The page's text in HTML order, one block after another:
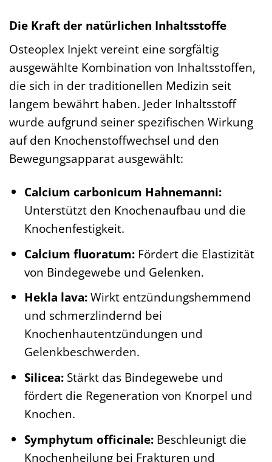
Die Kraft der natürlichen Inhaltsstoffe
Osteoplex Injekt vereint eine sorgfältig
ausgewählte Kombination von Inhaltsstoffen,
die sich in der traditionellen Medizin seit
langem bewährt haben. Jeder Inhaltsstoff
wurde aufgrund seiner spezifischen Wirkung
auf den Knochenstoffwechsel und den
Bewegungsapparat ausgewählt:
Calcium carbonicum Hahnemanni:
Unterstützt den Knochenaufbau und die
Knochenfestigkeit.
Calcium fluoratum:Fördert die Elastizität
von Bindegewebe und Gelenken.
Hekla lava:Wirkt entzündungshemmend
und schmerzlindernd bei
Knochenhautentzündungen und
Gelenkbeschwerden.
Silicea:Stärkt das Bindegewebe und
fördert die Regeneration von Knorpel und
Knochen.
Symphytum officinale:Beschleunigt die
Knochenheilung bei Frakturen und